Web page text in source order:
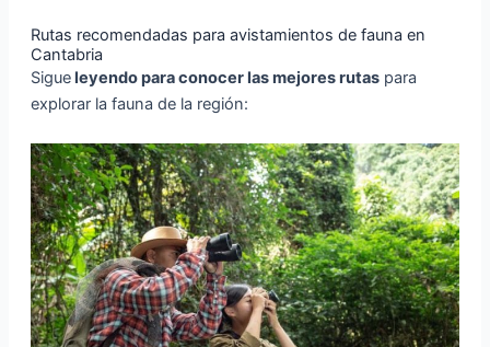
Rutas recomendadas para avistamientos de fauna en
Cantabria
Sigueleyendo para conocer las mejores rutaspara
explorar la fauna de la región: